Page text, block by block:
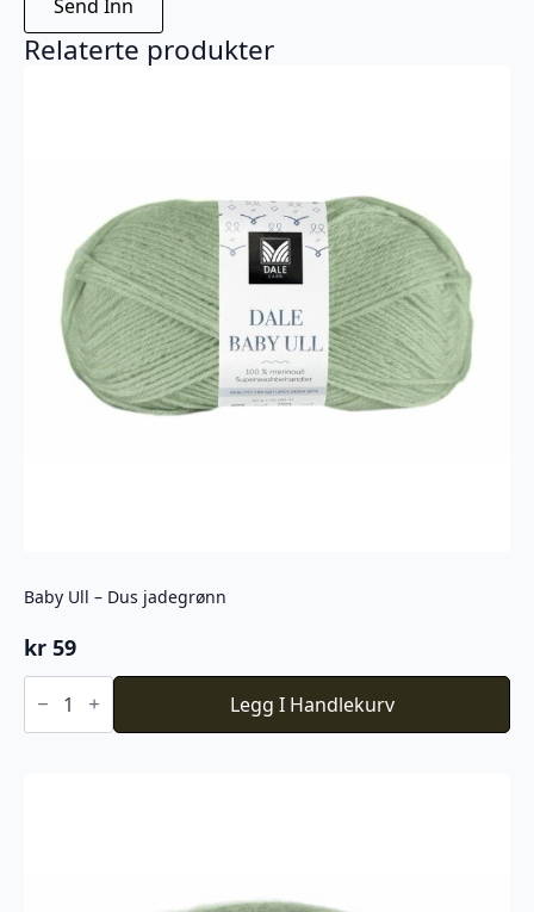
Relaterte produkter
Baby Ull – Dus jadegrønn
kr 59
Baby
Ull
Dus
Legg I Handlekurv